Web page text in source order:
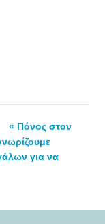
« Πόνος στον
για να